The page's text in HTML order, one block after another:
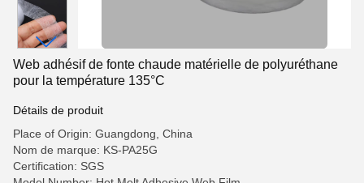
Web adhésif de fonte chaude matérielle de polyuréthane
pour la température 135°C
Détails de produit
Place of Origin: Guangdong, China
Nom de marque: KS-PA25G
Certification: SGS